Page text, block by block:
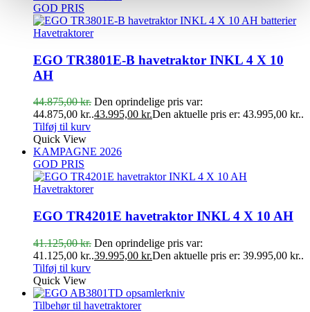
GOD PRIS
Havetraktorer
EGO TR3801E-B havetraktor INKL 4 X 10
AH
44.875,00kr. Den oprindelige pris var:
44.875,00 kr..43.995,00 kr.Den aktuelle pris er: 43.995,00 kr..
Tilføj til kurv
Quick View
KAMPAGNE 2026
GOD PRIS
Havetraktorer
EGO TR4201E havetraktor INKL 4 X 10 AH
41.125,00kr. Den oprindelige pris var:
41.125,00 kr..39.995,00 kr.Den aktuelle pris er: 39.995,00 kr..
Tilføj til kurv
Quick View
Tilbehør til havetraktorer